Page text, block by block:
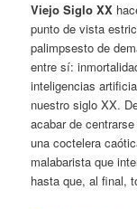
Viejo Siglo XX
punto de vista
palimpsesto de
entre sí:
inteligencias
nuestro siglo XX.
acabar de
una coctelera
malabarista que
hasta que, al final,